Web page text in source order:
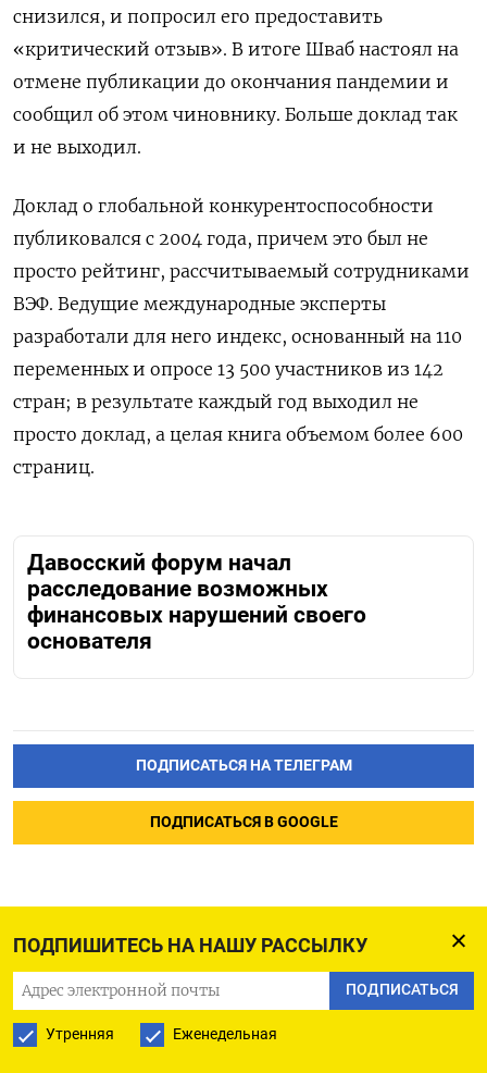
ПОДПИШИТЕСЬ НА НАШУ РАССЫЛКУ
ПОДПИСАТЬСЯ
Утренняя Еженедельная
снизился, и попросил его предоставить
«критический отзыв». В итоге Шваб настоял на
отмене публикации до окончания пандемии и
сообщил об этом чиновнику. Больше доклад так
и не выходил.
Доклад о глобальной конкурентоспособности
публиковался с 2004 года, причем это был не
просто рейтинг, рассчитываемый сотрудниками
ВЭФ. Ведущие международные эксперты
разработали для него индекс, основанный на 110
переменных и опросе 13 500 участников из 142
стран; в результате каждый год выходил не
просто доклад, а целая книга объемом более 600
страниц.
Давосский форум начал
расследование возможных
финансовых нарушений своего
основателя
ПОДПИСАТЬСЯ НА ТЕЛЕГРАМ
ПОДПИСАТЬСЯ В GOOGLE
Недовольство россиян
властью подскочило
рекордно за год после